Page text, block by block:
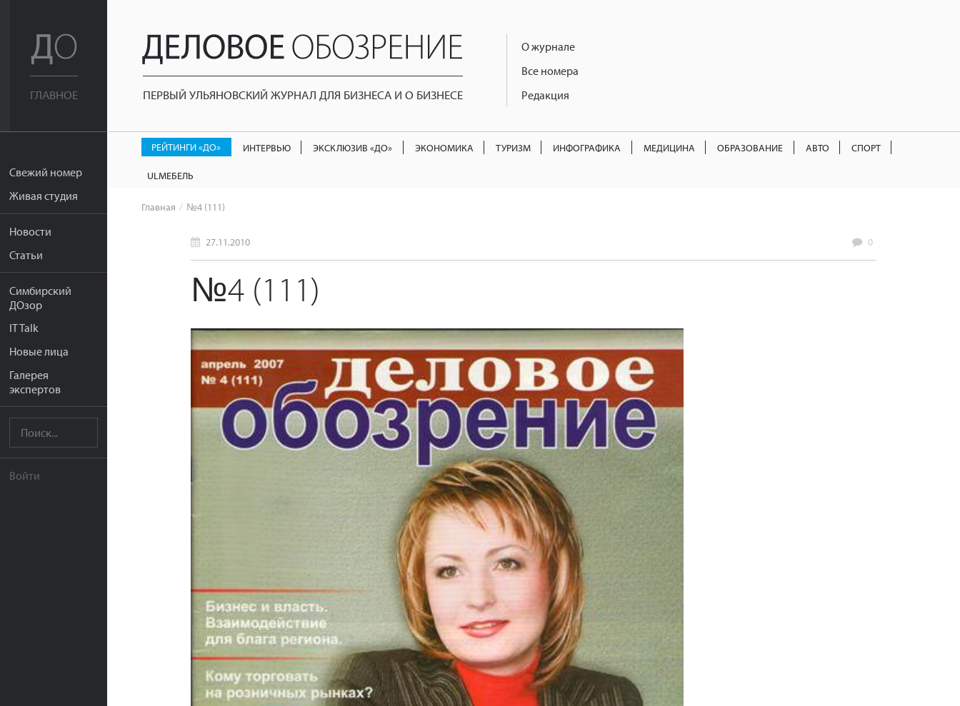
ГЛАВНОЕ
Свежий номер
Живая студия
Новости
Статьи
Симбирский
ДОзор
IT Talk
Новые лица
Галерея
экспертов
Войти
ПЕРВЫЙ УЛЬЯНОВСКИЙ ЖУРНАЛ ДЛЯ БИЗНЕСА И О БИЗНЕСЕ
О журнале
Все номера
Редакция
РЕЙТИНГИ «ДО» ИНТЕРВЬЮ ЭКСКЛЮЗИВ «ДО» ЭКОНОМИКА ТУРИЗМ ИНФОГРАФИКА МЕДИЦИНА ОБРАЗОВАНИЕ АВТО СПОРТ
ULМЕБЕЛЬ
Главная №4 (111)
27.11.2010 0
№4 (111)